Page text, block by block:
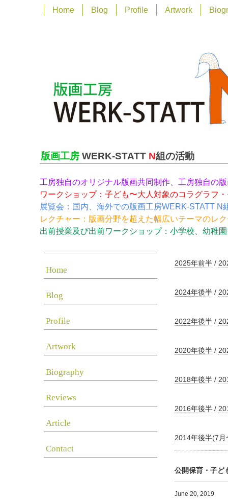
Home Blog Profile Artwork
版画工房 WERK-STATT N組の活動
工房独自のオリジナル版画共同制作、工房独自の
ワークショップ：子ども〜大人対象のコラグラフ
展覧会：国内、海外での版画工房WERK-STATT
レクチャー：版画分野を超えた幅広いテーマのレ
出前授業及び出前ワークショップ：小学校、幼稚
2025年前半 /
2024年後半 /
2022年後半 /
2020年後半 /
2018年後半 /
2016年後半 /
2014年後半(7月
公開保育・子ど
June 20, 2019
Home
Blog
Profile
Artwork
Biography
Reviews
Article
Contact